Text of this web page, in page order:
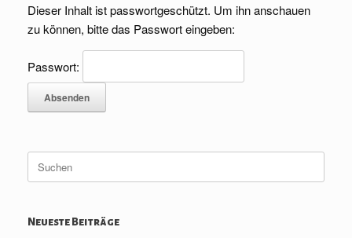
Dieser Inhalt ist passwortgeschützt. Um ihn anschauen
zu können, bitte das Passwort eingeben:
Passwort:
nach:
Neueste Beiträge